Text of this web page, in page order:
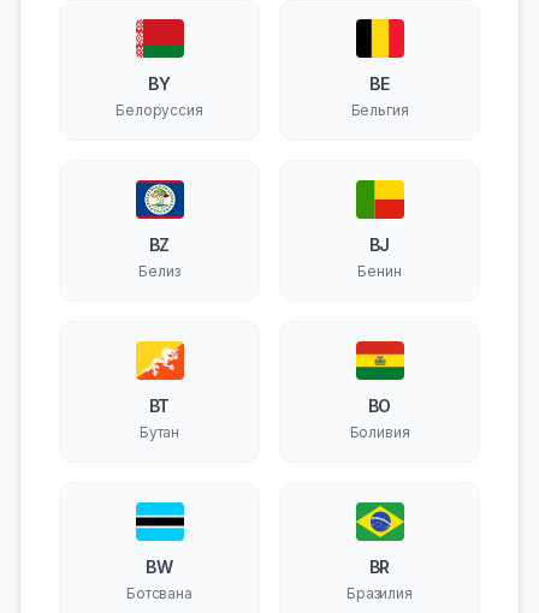
BY
Белоруссия
BE
Бельгия
BZ
Белиз
BJ
Бенин
BT
Бутан
BO
Боливия
BW
Ботсвана
BR
Бразилия